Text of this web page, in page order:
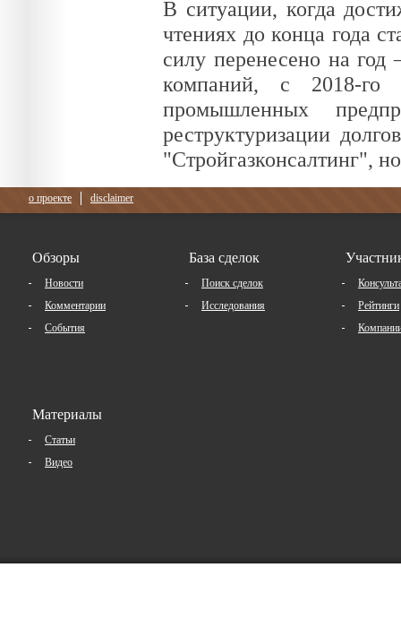
В ситуации, когда
чтениях до конца года
силу перенесено на год
компаний, с 2018-
промышленных
реструктуризации
"Стройгазконсалтинг",
о проекте disclaimer
Обзоры
Новости
Комментарии
События
База сделок
Поиск сделок
Исследования
Рейтинги
Материалы
Статьи
Видео